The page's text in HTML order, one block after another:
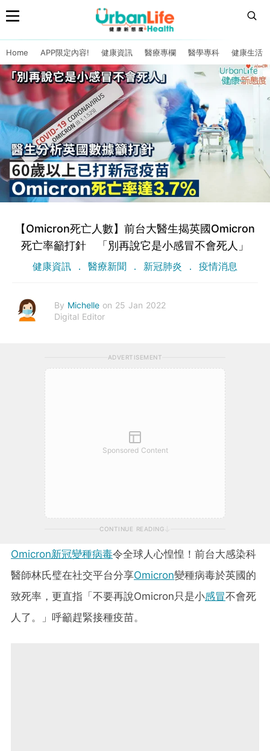
Home APP限定內容! 健康資訊 醫療專欄 醫學專科 健康生活
【Omicron死亡人數】前台大醫生揭英國Omicron
死亡率籲打針 「別再說它是小感冒不會死人」
健康資訊 醫療新聞 新冠肺炎 疫情消息
By Michelle on 25 Jan 2022
Digital Editor
ADVERTISEMENT
Sponsored Content
CONTINUE READING
Omicron新冠變種病毒令全球人心惶惶！前台大感染科
醫師林氏璧在社交平台分享Omicron變種病毒於英國的
致死率，更直指「不要再說Omicron只是小感冒不會死
人了。」呼籲趕緊接種疫苗。